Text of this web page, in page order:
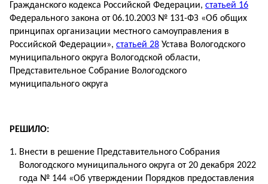
Гражданского кодекса Российской Федерации, статьей 16
Федерального закона от 06.10.2003 № 131-ФЗ «Об общих
принципах организации местного самоуправления в
Российской Федерации», статьей 28 Устава Вологодского
муниципального округа Вологодской области,
Представительное Собрание Вологодского
муниципального округа
РЕШИЛО:
Внести в решение Представительного Собрания
Вологодского муниципального округа от 20 декабря 2022
года № 144 «Об утверждении Порядков предоставления